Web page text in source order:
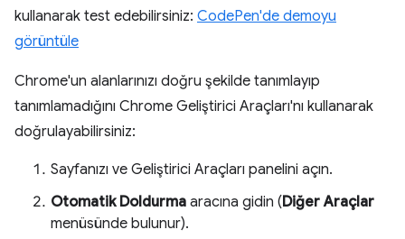
kullanarak test edebilirsiniz: CodePen'de demoyu
görüntüle
Chrome'un alanlarınızı doğru şekilde tanımlayıp
tanımlamadığını Chrome Geliştirici Araçları'nı kullanarak
doğrulayabilirsiniz:
Sayfanızı ve Geliştirici Araçları panelini açın.
Otomatik Doldurma aracına gidin (Diğer Araçlar
menüsünde bulunur).